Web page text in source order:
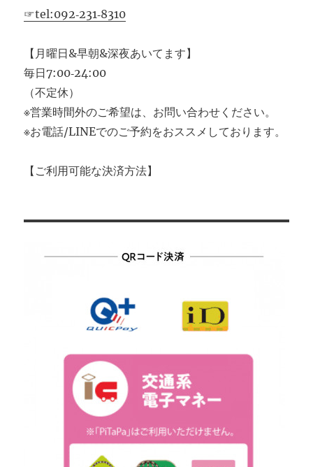
☞tel:092‐231‐8310
【月曜日&早朝&深夜あいてます】
毎日7:00‐24:00
（不定休）
※営業時間外のご希望は、お問い合わせください。
※お電話/LINEでのご予約をおススメしております。
【ご利用可能な決済方法】